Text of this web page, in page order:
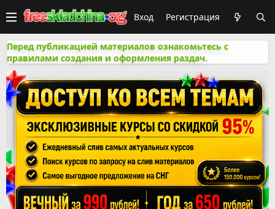
Вход Регистрация
Перед публикацией материалов ознакомьтесь с
правилами создания и оформления раздач.